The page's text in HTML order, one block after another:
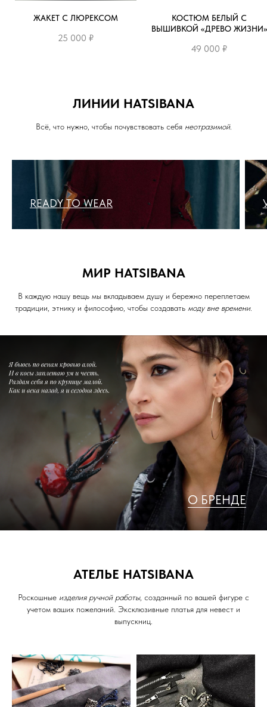
ЖАКЕТ С ЛЮРЕКСОМ
25 000 ₽
КОСТЮМ БЕЛЫЙ С
ВЫШИВКОЙ «ДРЕВО ЖИЗНИ»
49 000 ₽
ЛИНИИ HATSIBANA
Всё, что нужно, чтобы почувствовать себя неотразимой.
READY TO WEAR
МИР HATSIBANA
В каждую нашу вещь мы вкладываем душу и бережно переплетаем
традиции, этнику и философию, чтобы создавать моду вне времени.
АТЕЛЬЕ HATSIBANA
Роскошные изделия ручной работы, созданный по вашей фигуре с
учетом ваших пожеланий. Эксклюзивные платья для невест и
выпускниц.